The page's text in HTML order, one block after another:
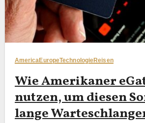
AmericaEuropeTechnologieReisen
Wie Amerikaner
nutzen, um diesen
lange